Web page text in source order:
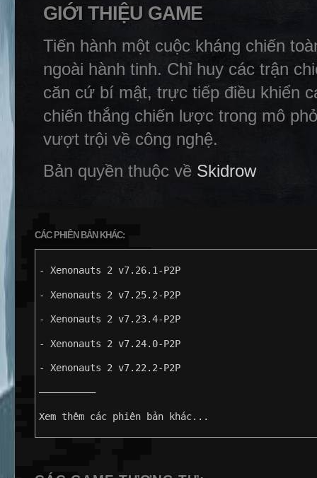
GIỚI THIỆU GAME
Tiến hành một cuộc kháng chiến
ngoài hành tinh. Chỉ huy các trận
căn cứ bí mật, trực tiếp điều khiển
chiến thắng chiến lược trong mô
vượt trội về công nghệ.
Bản quyền thuộc về Skidrow
CÁC PHIÊN BẢN KHÁC:
- Xenonauts 2 v7.26.1-P2P
- Xenonauts 2 v7.25.2-P2P
- Xenonauts 2 v7.23.4-P2P
- Xenonauts 2 v7.24.0-P2P
- Xenonauts 2 v7.22.2-P2P
——————————
Xem thêm các phiên bản khác...